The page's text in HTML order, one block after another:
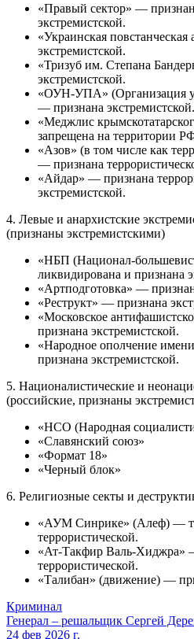
«Правый сектор» —
экстремистской.
«Украинская
экстремистской.
«Тризуб им. Степана
экстремистской.
«ОУН-УПА» (Организация
— признана экстремистской.
«Меджлис
запрещена на территории
«Азов» (в том числе как
— признана
«Айдар» — признана
экстремистской.
4. Левые и анархистские
(признаны экстремистскими)
«НБП (Национал-
ликвидирована и признана
«Артподготовка» —
«Реструкт» — признана
«Московское
признана экстремистской.
«Народное ополчение
признана экстремистской.
5. Националистические и
(российские, признаны
«НСО (Народная
«Славянский союз»
«Формат 18»
«Черный блок»
6. Религиозные секты и
«АУМ Синрике» (Алеф) —
террористической.
«Ат-Такфир Валь-Хиджра»
террористической.
«Талибан» (движение) —
Криминал
Генерал – решальщик Сергей
24 фев 2026 г.